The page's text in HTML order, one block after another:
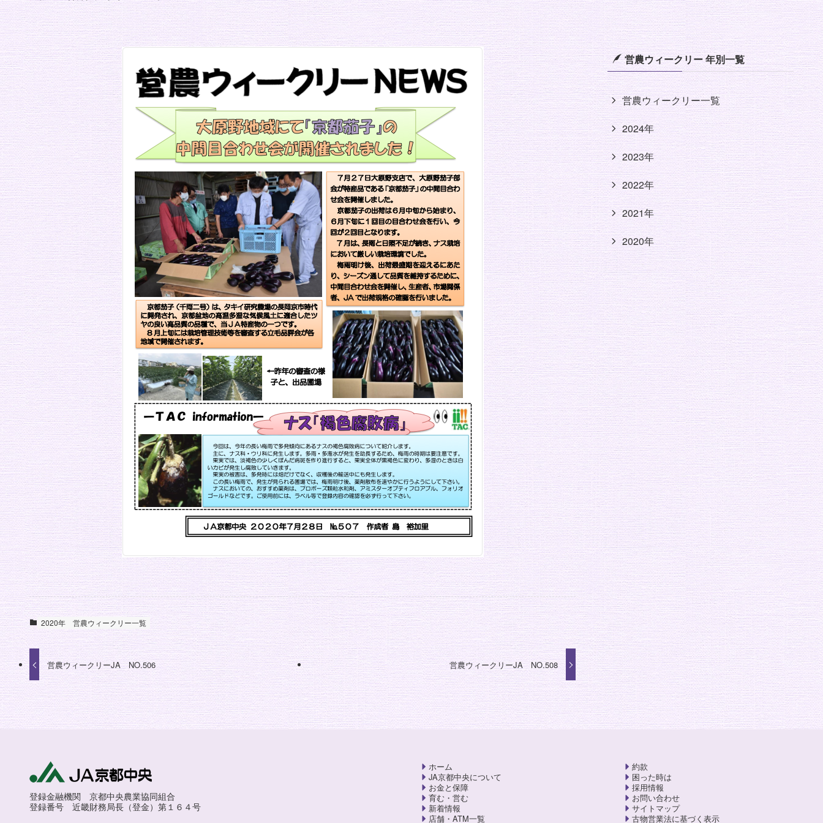
2020年 営農ウィークリー一覧
営農ウィークリーJA NO.506 営農ウィークリーJA NO.508
営農ウィークリー 年別一覧
営農ウィークリー一覧
2024年
2023年
2022年
2021年
2020年
登録金融機関 京都中央農業協同組合
登録番号 近畿財務局長（登金）第１６４号
ホーム
JA京都中央について
お金と保障
育む・営む
新着情報
店舗・ATM一覧
約款
困った時は
採用情報
お問い合わせ
サイトマップ
古物営業法に基づく表示